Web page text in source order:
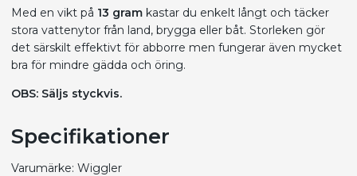
Med en vikt på 13 gram kastar du enkelt långt och täcker
stora vattenytor från land, brygga eller båt. Storleken gör
det särskilt effektivt för abborre men fungerar även mycket
bra för mindre gädda och öring.
OBS: Säljs styckvis.
Specifikationer
Varumärke: Wiggler